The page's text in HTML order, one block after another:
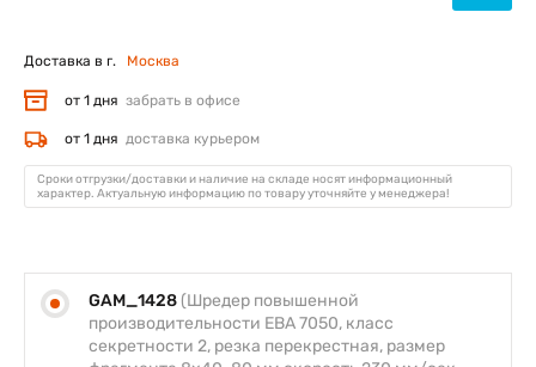
GAM_1428 (Шредер повышенной
производительности EBA 7050, класс
секретности 2, резка перекрестная, размер
Доставка в г. Москва
от 1 дня забрать в офисе
от 1 дня доставка курьером
Сроки отгрузки/доставки и наличие на складе носят информационный
характер. Актуальную информацию по товару уточняйте у менеджера!